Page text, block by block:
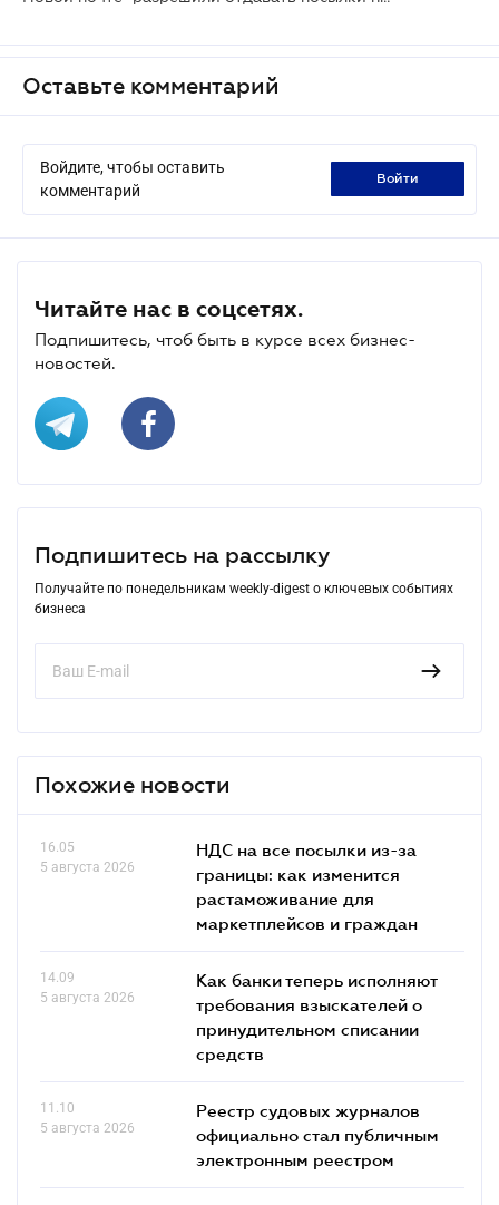
Оставьте комментарий
Войдите, чтобы оставить
комментарий
войти
Читайте нас в соцсетях.
Подпишитесь, чтоб быть в курсе всех бизнес-
новостей.
Подпишитесь на рассылку
Получайте по понедельникам weekly-digest о ключевых событиях
бизнеса
Похожие новости
16.05
5 августа 2026
НДС на все посылки из-за
границы: как изменится
растаможивание для
маркетплейсов и граждан
14.09
5 августа 2026
Как банки теперь исполняют
требования взыскателей о
принудительном списании
средств
11.10
5 августа 2026
Реестр судовых журналов
официально стал публичным
электронным реестром